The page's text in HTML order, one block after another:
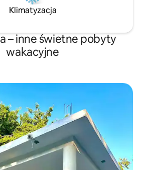
Klimatyzacja
– inne świetne pobyty
wakacyjne